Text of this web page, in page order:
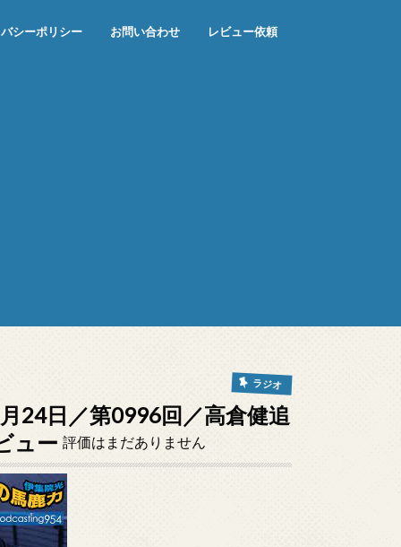
シーポリシー お問い合わせ レビュー依頼
ラジオ
24日／第0996回／高倉健追
ュー 評価はまだありません